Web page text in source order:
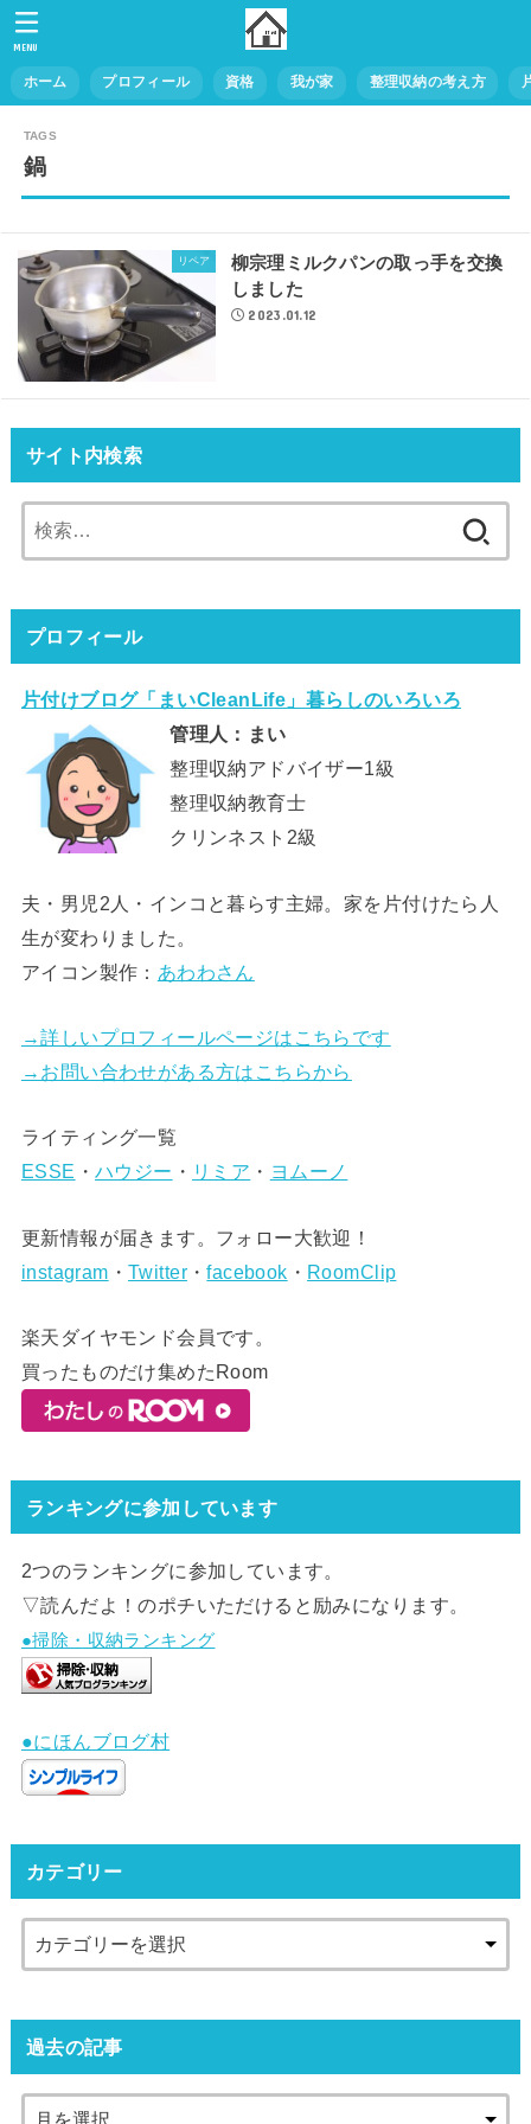
ホーム プロフィール 資格 我が家 整理収納の考え方
MENU
鍋
リペア
柳宗理ミルクパンの取っ手を交換
しました
2023.01.12
サイト内検索
索:
プロフィール
片付けブログ「まいCleanLife」暮らしのいろいろ
管理人：まい
整理収納アドバイザー1級
整理収納教育士
クリンネスト2級
夫・男児2人・インコと暮らす主婦。家を片付けたら人
生が変わりました。
アイコン製作： あわわさん
→詳しいプロフィールページはこちらです
→お問い合わせがある方はこちらから
ライティング一覧
ESSE ・ ハウジー ・ リミア ・ ヨムーノ
更新情報が届きます。フォロー大歓迎！
instagram ・Twitter・facebook ・ RoomClip
楽天ダイヤモンド会員です。
買ったものだけ集めたRoom
ランキングに参加しています
2つのランキングに参加しています。
▽読んだよ！のポチいただけると励みになります。
●掃除・収納ランキング
●にほんブログ村
カテゴリー
過去の記事